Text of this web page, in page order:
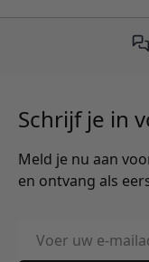
Schrijf je in
Meld je nu aan
en ontvang als
E-mailadres